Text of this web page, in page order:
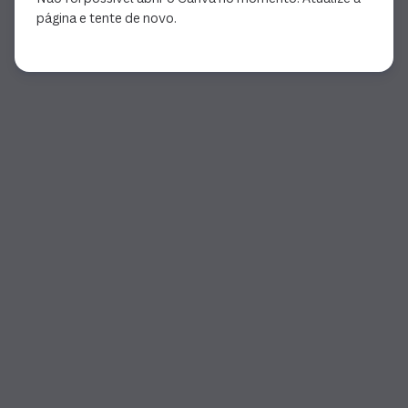
página e tente de novo.